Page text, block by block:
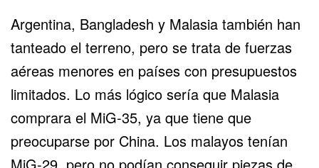
Argentina, Bangladesh y Malasia también han
tanteado el terreno, pero se trata de fuerzas
aéreas menores en países con presupuestos
limitados. Lo más lógico sería que Malasia
comprara el MiG-35, ya que tiene que
preocuparse por China. Los malayos tenían